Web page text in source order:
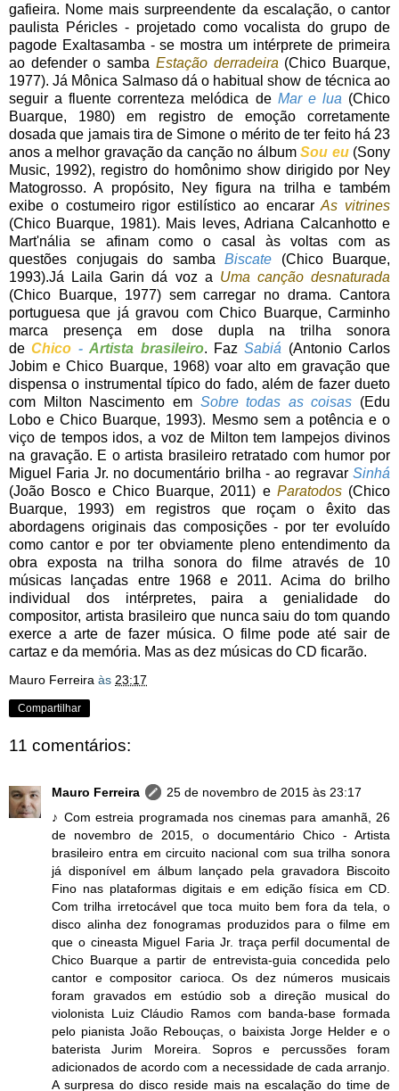
gafieira. Nome mais surpreendente da escalação, o cantor
paulista Péricles - projetado como vocalista do grupo de
pagode Exaltasamba - se mostra um intérprete de primeira
ao defender o samba Estação derradeira (Chico Buarque,
1977). Já Mônica Salmaso dá o habitual show de técnica ao
seguir a fluente correnteza melódica de Mar e lua (Chico
Buarque, 1980) em registro de emoção corretamente
dosada que jamais tira de Simone o mérito de ter feito há 23
anos a melhor gravação da canção no álbum Sou eu(Sony
Music, 1992), registro do homônimo show dirigido por Ney
Matogrosso. A propósito, Ney figura na trilha e também
exibe o costumeiro rigor estilístico ao encararAs vitrines
(Chico Buarque, 1981). Mais leves, Adriana Calcanhotto e
Mart'nália se afinam como o casal às voltas com as
questões conjugais do samba Biscate (Chico Buarque,
1993).Já Laila Garin dá voz a Uma canção desnaturada
(Chico Buarque, 1977) sem carregar no drama. Cantora
portuguesa que já gravou com Chico Buarque, Carminho
marca presença em dose dupla na trilha sonora
deChico - Artista brasileiro. FazSabiá (Antonio Carlos
Jobim e Chico Buarque, 1968) voar alto em gravação que
dispensa o instrumental típico do fado, além de fazer dueto
com Milton Nascimento em Sobre todas as coisas (Edu
Lobo e Chico Buarque, 1993). Mesmo sem a potência e o
viço de tempos idos, a voz de Milton tem lampejos divinos
na gravação. E o artista brasileiro retratado com humor por
Miguel Faria Jr. no documentário brilha - ao regravar Sinhá
(João Bosco e Chico Buarque, 2011) e Paratodos (Chico
Buarque, 1993) em registros que roçam o êxito das
abordagens originais das composições - por ter evoluído
como cantor e por ter obviamente pleno entendimento da
obra exposta na trilha sonora do filme através de 10
músicas lançadas entre 1968 e 2011. Acima do brilho
individual dos intérpretes, paira a genialidade do
compositor, artista brasileiro que nunca saiu do tom quando
exerce a arte de fazer música. O filme pode até sair de
cartaz e da memória. Mas as dez músicas do CD ficarão.
Mauro Ferreira às 23:17
Compartilhar
11 comentários:
Mauro Ferreira
25 de novembro de 2015 às 23:17
♪ Com estreia programada nos cinemas para amanhã, 26
de novembro de 2015, o documentário Chico - Artista
brasileiro entra em circuito nacional com sua trilha sonora
já disponível em álbum lançado pela gravadora Biscoito
Fino nas plataformas digitais e em edição física em CD.
Com trilha irretocável que toca muito bem fora da tela, o
disco alinha dez fonogramas produzidos para o filme em
que o cineasta Miguel Faria Jr. traça perfil documental de
Chico Buarque a partir de entrevista-guia concedida pelo
cantor e compositor carioca. Os dez números musicais
foram gravados em estúdio sob a direção musical do
violonista Luiz Cláudio Ramos com banda-base formada
pelo pianista João Rebouças, o baixista Jorge Helder e o
baterista Jurim Moreira. Sopros e percussões foram
adicionados de acordo com a necessidade de cada arranjo.
A surpresa do disco reside mais na escalação do time de